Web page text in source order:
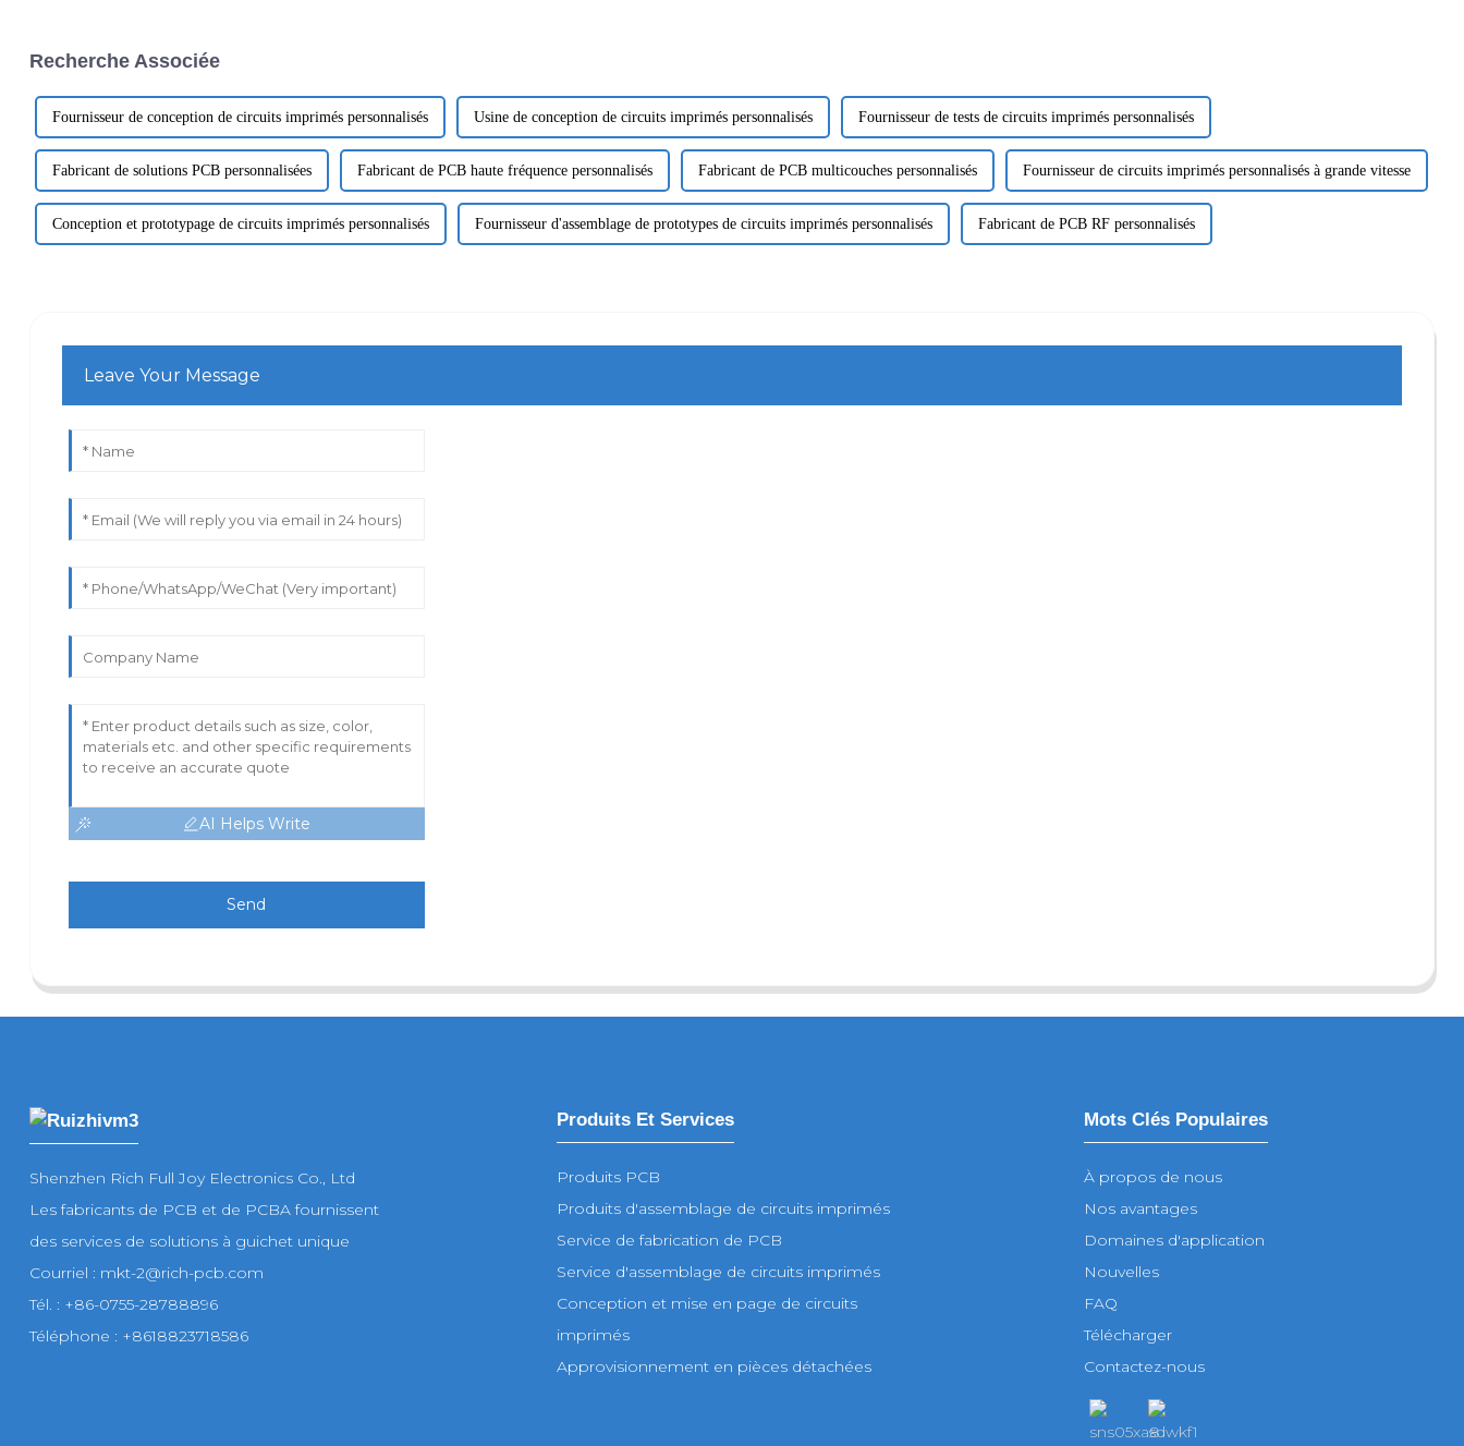
Recherche Associée
Fournisseur de conception de circuits imprimés personnalisés Usine de conception de circuits imprimés personnalisés Fournisseur de tests de circuits imprimés personnalisés
Fabricant de solutions PCB personnalisées Fabricant de PCB haute fréquence personnalisés Fabricant de PCB multicouches personnalisés Fournisseur de circuits imprimés personnalisés à grande vitesse
Conception et prototypage de circuits imprimés personnalisés Fournisseur d'assemblage de prototypes de circuits imprimés personnalisés Fabricant de PCB RF personnalisés
Leave Your Message
AI Helps Write
Send
Shenzhen Rich Full Joy Electronics Co., Ltd
Les fabricants de PCB et de PCBA fournissent
des services de solutions à guichet unique
Courriel : mkt-2@rich-pcb.com
Tél. : +86-0755-28788896
Téléphone : +8618823718586
Produits Et Services
Produits PCB
Produits d'assemblage de circuits imprimés
Service de fabrication de PCB
Service d'assemblage de circuits imprimés
Conception et mise en page de circuits
imprimés
Approvisionnement en pièces détachées
Mots Clés Populaires
À propos de nous
Nos avantages
Domaines d'application
Nouvelles
FAQ
Télécharger
Contactez-nous